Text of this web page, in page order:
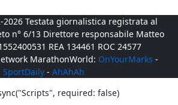
Testata giornalistica registrata al
n° 6/13 Direttore responsabile Matteo
REA 134461 ROC 24577
MarathonWorld: OnYourMarks -
SportDaily - AhAhAh
required: false)